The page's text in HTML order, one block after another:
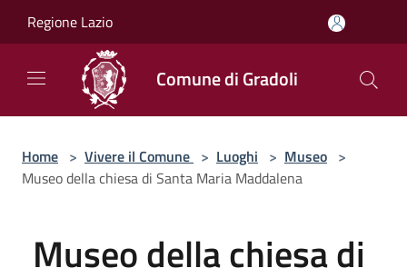
Regione Lazio
Comune di Gradoli
Home > Vivere il Comune > Luoghi > Museo >
Museo della chiesa di Santa Maria Maddalena
Museo della chiesa di